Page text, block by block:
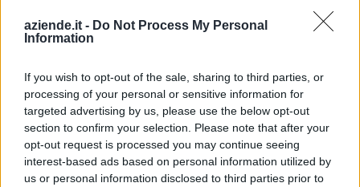
aziende.it - Do Not Process My Personal
Information
If you wish to opt-out of the sale, sharing to third parties, or
processing of your personal or sensitive information for
targeted advertising by us, please use the below opt-out
section to confirm your selection. Please note that after your
opt-out request is processed you may continue seeing
interest-based ads based on personal information utilized by
us or personal information disclosed to third parties prior to
FER-CASA DI
MATTIA & RUDY
S.N.C.
1 2